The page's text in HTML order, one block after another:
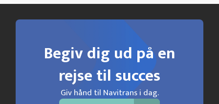
Begiv dig ud på en
rejse til succes
Giv hånd til Navitrans i dag.